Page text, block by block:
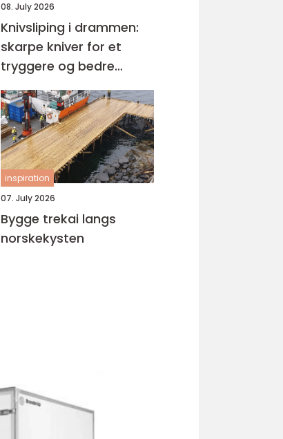
08. July 2026
Knivsliping i drammen:
skarpe kniver for et
tryggere og bedre
kjøkken
inspiration
07. July 2026
Bygge trekai langs
norskekysten